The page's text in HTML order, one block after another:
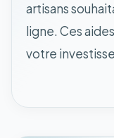
artisans
ligne. Ces
votre